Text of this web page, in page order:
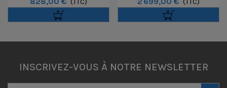
INSCRIVEZ-VOUS À NOTRE NEWSLETTER